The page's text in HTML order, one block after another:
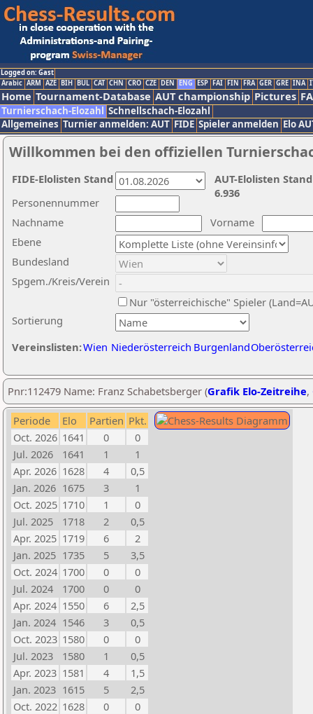
Logged on: Gast
Arabic ARM AZE BIH BUL CAT CHN CRO CZE DEN ENG ESP FAI FIN FRA GER GRE INA
Home Tournament-Database AUT championship Pictures
Turnierschach-Elozahl Schnellschach-Elozahl
Allgemeines Turnier anmelden: AUT FIDE Spieler anmelden Elo
Willkommen bei den offiziellen
Nachname
Vorname
Ebene
Sortierung
Personennummer
Bundesland
Spgem./Kreis/Verein
Nur "österreichische" Spieler
Vereinslisten:Wien Niederösterreich Burgenland
AUT-Elolisten
6.936
FIDE-Elolisten Stand
Pnr:112479 Name: Franz Schabetsberger (Grafik Elo-Zeitreihe,
Periode Elo Partien Pkt.
Oct. 2026 1641 0
0
Jul. 2026
1641 1
1
Apr. 2026 1628 4
0,5
Jan. 2026 1675 3
1
Oct. 2025 1710 1
0
Jul. 2025
1718 2
0,5
Apr. 2025 1719 6
2
Jan. 2025 1735 5
3,5
Oct. 2024 1700 0
0
Jul. 2024
1700 0
0
Apr. 2024 1550 6
2,5
Jan. 2024 1546 3
0,5
Oct. 2023 1580 0
0
Jul. 2023
1580 1
0,5
Apr. 2023 1581 4
1,5
Jan. 2023 1615 5
2,5
Oct. 2022 1628 0
0